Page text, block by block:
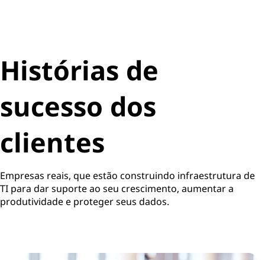
Histórias de
sucesso dos
clientes
Empresas reais, que estão construindo infraestrutura de
TI para dar suporte ao seu crescimento, aumentar a
produtividade e proteger seus dados.